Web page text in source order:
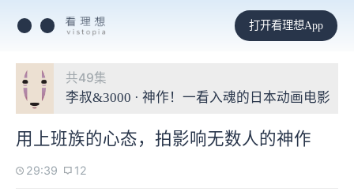
打开看理想App
共49集
李叔&3000 · 神作！一看入魂的日本动画电影
用上班族的心态，拍影响无数人的神作
29:39 12